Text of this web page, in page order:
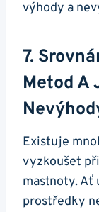
7.
Metod A
Existuje
vyzkoušet
mastnoty. Ať
prostředky